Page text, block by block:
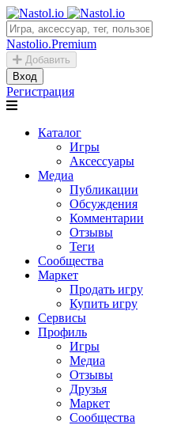
Nastolio.Premium
Добавить
Вход
Регистрация
Каталог
Игры
Аксессуары
Медиа
Публикации
Обсуждения
Комментарии
Отзывы
Теги
Сообщества
Маркет
Продать игру
Купить игру
Сервисы
Профиль
Игры
Медиа
Отзывы
Друзья
Маркет
Сообщества